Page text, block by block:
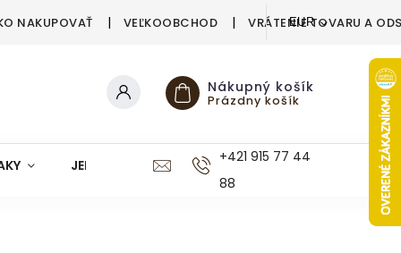
NAKUPOVAŤ VEĽKOOBCHOD VRÁTENIE TOVARU A
EUR
Nákupný košík
Prázdny košík
JEDÁLEŇ KUCHYŇA KÚPEĽŇA
+421 915 77 44
88